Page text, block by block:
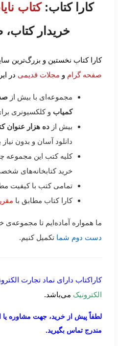
کارا کتاب:کتاب
خریدار
کارا کتاب نخستین و بزرگ‌ترین
صفحه گرام و مجلات قدیمی در
مجموعه‌ای با بیش از
کمیاب و کلکسیونری
بیش از ده هزار عنوان
دانلود آسان و بدون نیاز
کلیه کتب این مجموعه
خرید کتابخانه‌های
تمامی کتب با کیفیت
کارا کتاب مطابق با
ما همواره آماده‌ایم تا مجموعه‌ی
دست دوم شما تکمیل کنیم.
کاراکتاب دارای نماد تجارت
الکترونیک می‌باشد.
لطفاً پیش از خرید، جهت مشاوره یا
مندرج تماس بگیرید.